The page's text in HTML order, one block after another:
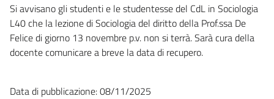
Si avvisano gli studenti e le studentesse del CdL in Sociologia
L40 che la lezione di Sociologia del diritto della Prof.ssa De
Felice di giorno 13 novembre p.v. non si terrà. Sarà cura della
docente comunicare a breve la data di recupero.
Data di pubblicazione: 08/11/2025